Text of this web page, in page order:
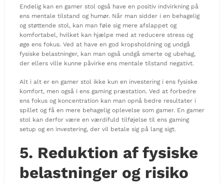
Endelig kan en gamer stol også have en positiv indvirkning på
ens mentale tilstand og humør. Når man sidder i en behagelig
og støttende stol, kan man føle sig mere afslappet og
komfortabel, hvilket kan hjælpe med at reducere stress og
øge ens fokus. Ved at have en god kropsholdning og undgå
fysiske belastninger, kan man også undgå smerte og ubehag,
der ellers ville kunne påvirke ens mentale tilstand negativt.
Alt i alt er en gamer stol ikke kun en investering i ens fysiske
komfort, men også i ens gaming præstation. Ved at forbedre
ens fokus og koncentration kan man opnå bedre resultater i
spillet og få en mere behagelig oplevelse som gamer. En gamer
stol kan derfor være en værdifuld tilføjelse til ens gaming
setup og en investering, der vil betale sig på lang sigt.
5. Reduktion af fysiske
belastninger og risiko